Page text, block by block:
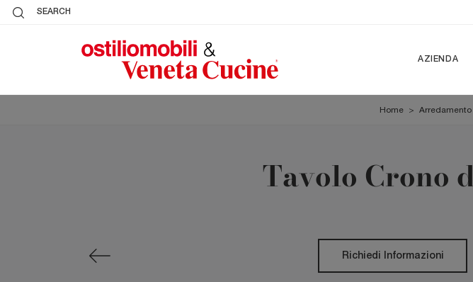
SEARCH
AZIENDA
Home > Arredamento
Tavolo Crono
Richiedi Informazioni